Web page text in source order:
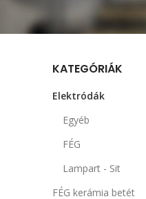
KATEGÓRIÁK
Elektródák
Egyéb
FÉG
Lampart - Sit
FÉG kerámia betét